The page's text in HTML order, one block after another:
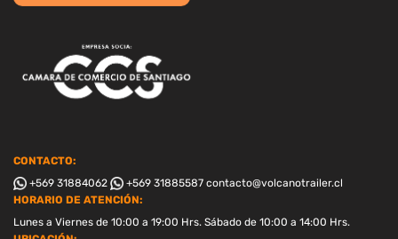
CONTACTO:
+569 31884062
+569 31885587 contacto@volcanotrailer.cl
HORARIO DE ATENCIÓN:
Lunes a Viernes de 10:00 a 19:00 Hrs. Sábado de 10:00 a 14:00 Hrs.